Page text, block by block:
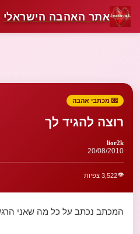
אתר האהבה הישראלי
💌 מכתבי אהבה
רוצה להגיד לך
lior2k
20/08/2010
👁️3,522 צפיות
המכתב נכתב על כל מה שאני